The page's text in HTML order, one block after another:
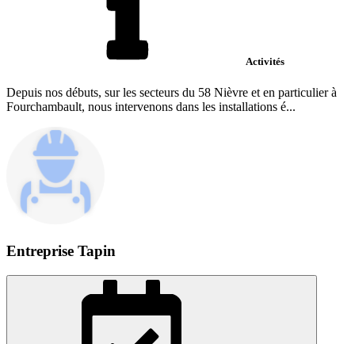
Activités
Depuis nos débuts, sur les secteurs du 58 Nièvre et en particulier à
Fourchambault, nous intervenons dans les installations é...
Entreprise Tapin